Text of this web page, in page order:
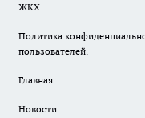
ЖКХ
Политика
пользователей.
Главная
Новости